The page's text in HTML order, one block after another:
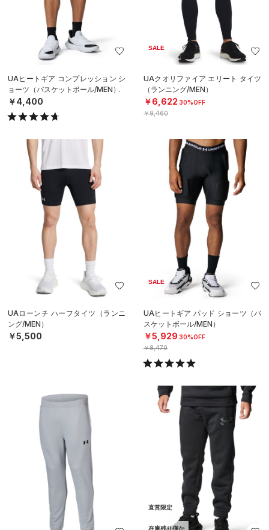
UAヒートギア コンプレッション シ
ョーツ（バスケットボール/MEN）
￥4,400
SALE
UAクオリファイア エリート タイツ
（ランニング/MEN）
￥6,622 30%OFF
￥9,460
UAローンチ ハーフタイツ（ランニ
ング/MEN）
￥5,500
SALE
UAヒートギア パッド ショーツ（バ
スケットボール/MEN）
￥5,929 30%OFF
￥8,470
直営限定
在庫残り僅か